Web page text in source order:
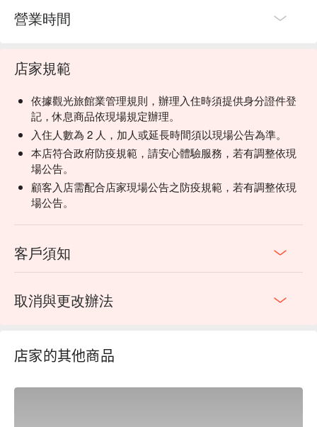
營業時間
店家規範
依據觀光旅館業管理規則，辦理入住時須提供身分證件登
記，休息商品依現場規定辦理。
入住人數為 2 人，加人或延長時間須以現場公告為準。
本店符合政府防疫規範，請安心體驗服務，若有調整依現
場公告。
顧客入店需配合店家現場公告之防疫規範，若有調整依現
場公告。
客戶須知
取消與更改辦法
店家的其他商品